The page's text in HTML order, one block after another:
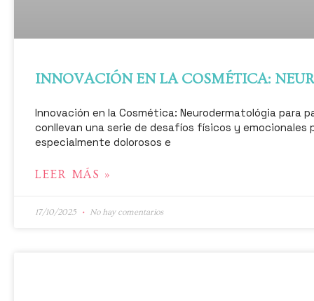
INNOVACIÓN EN LA COSMÉTICA:
Innovación en la Cosmética: Neurodermatológia para
conllevan una serie de desafíos físicos y
especialmente dolorosos e
LEER MÁS »
17/10/2025 No hay comentarios